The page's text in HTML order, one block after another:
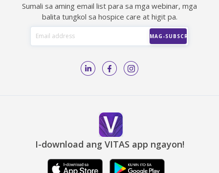
Sumali sa aming email list para sa mga webinar, mga
balita tungkol sa hospice care at higit pa.
I-download ang VITAS app ngayon!